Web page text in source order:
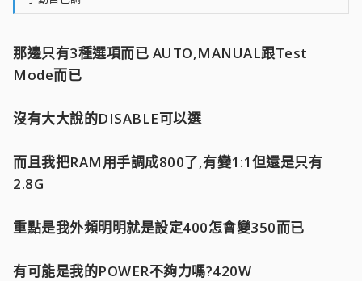
那邊只有3種選項而已 AUTO,MANUAL跟Test
Mode而已
沒有大大說的DISABLE可以選
而且我把RAM用手調成800了,有變1:1但還是只有
2.8G
重點是我外頻明明就是設定400怎會變350而已
有可能是我的POWER不夠力嗎?420W